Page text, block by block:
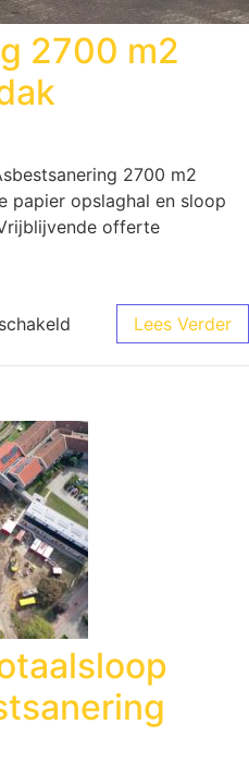
2700 m2
2700 m2
papier opslaghal en sloop
offerte
Lees Verder